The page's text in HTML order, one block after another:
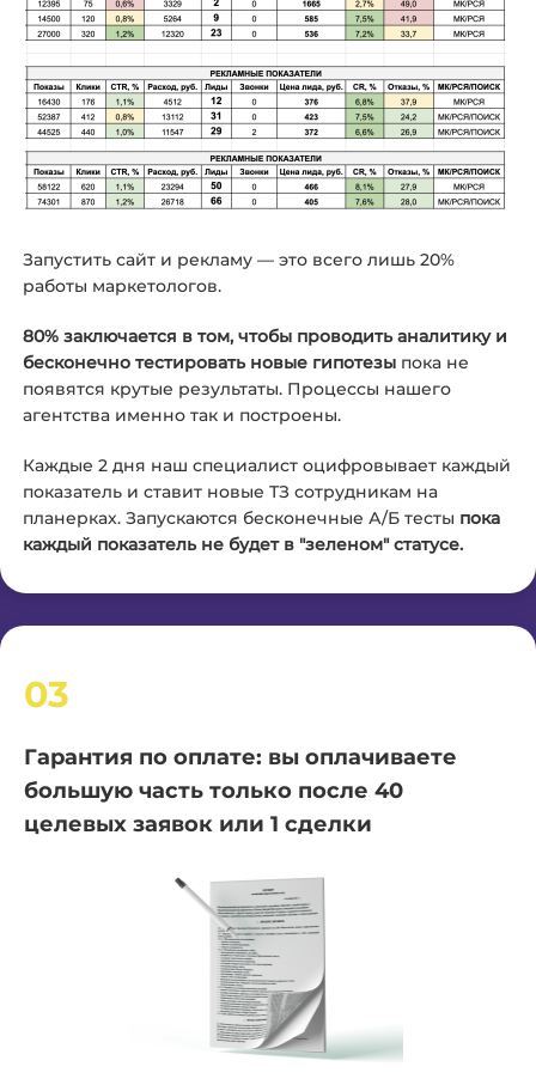
Запустить сайт и рекламу — это всего лишь 20%
работы маркетологов.
80% заключается в том, чтобы проводить аналитику и
бесконечно тестировать новые гипотезы пока не
появятся крутые результаты. Процессы нашего
агентства именно так и построены.
Каждые 2 дня наш специалист оцифровывает каждый
показатель и ставит новые ТЗ сотрудникам на
планерках. Запускаются бесконечные А/Б тесты пока
каждый показатель не будет в "зеленом" статусе.
03
Гарантия по оплате: вы оплачиваете
большую часть только после 40
целевых заявок или 1 сделки